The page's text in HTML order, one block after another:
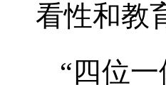
看性和教
“四位